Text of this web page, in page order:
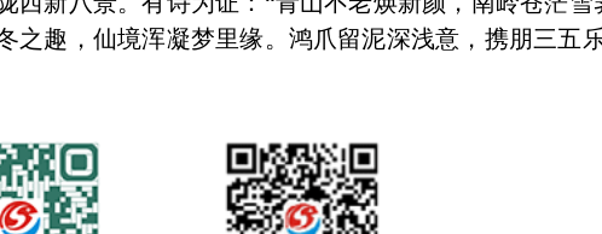
之趣，仙境浑凝梦里缘。鸿爪留泥深浅意，携朋三五